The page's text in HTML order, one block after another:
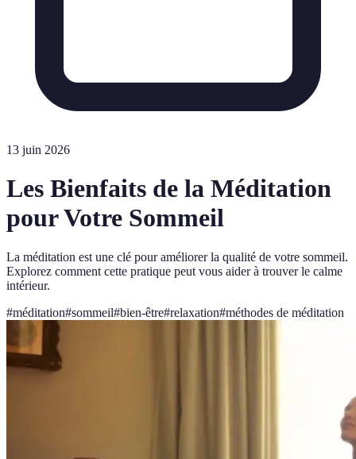
13 juin 2026
Les Bienfaits de la Méditation
pour Votre Sommeil
La méditation est une clé pour améliorer la qualité de votre sommeil.
Explorez comment cette pratique peut vous aider à trouver le calme
intérieur.
#méditation#sommeil#bien-être#relaxation#méthodes de méditation